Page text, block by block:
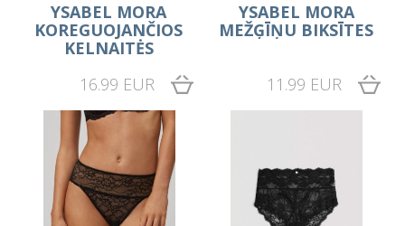
YSABEL MORA
KOREGUOJANČIOS
KELNAITĖS
16.99 EUR
YSABEL MORA
MEŽĢĪŅU BIKSĪTES
11.99 EUR